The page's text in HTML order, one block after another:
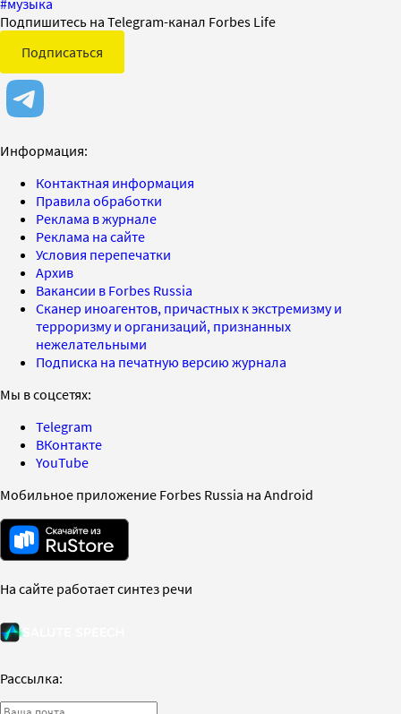
Подпишитесь на Telegram-канал Forbes Life
Подписаться
Информация:
Контактная информация
Правила обработки
Реклама в журнале
Реклама на сайте
Условия перепечатки
Архив
Вакансии в Forbes Russia
Сканер иноагентов, причастных к экстремизму и
терроризму и организаций, признанных
нежелательными
Подписка на печатную версию журнала
Мы в соцсетях:
Telegram
ВКонтакте
YouTube
Мобильное приложение Forbes Russia на Android
На сайте работает синтез речи
Рассылка: